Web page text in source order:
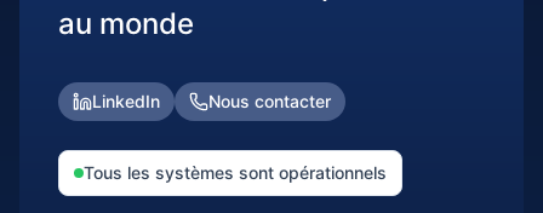
au monde
LinkedIn Nous contacter
Tous les systèmes sont opérationnels